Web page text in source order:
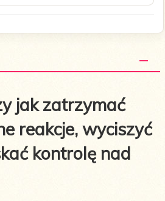
jak zatrzymać
reakcje, wyciszyć
kontrolę nad